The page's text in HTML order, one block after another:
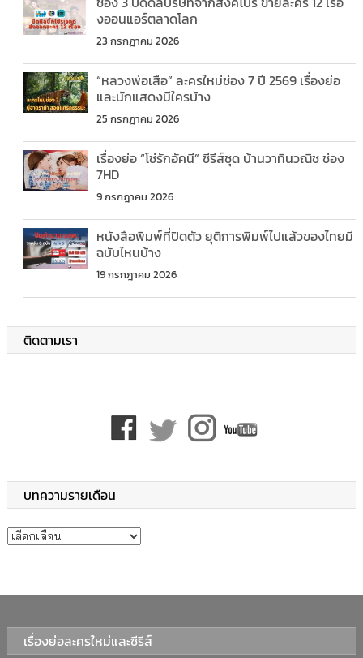
งออนแอร์ตลาดโลก
23 กรกฎาคม 2026
“หลวงพ่อเสือ” ละครใหม่ช่อง 7 ปี 2569 เรื่องย่อ
และนักแสดงมีใครบ้าง
25 กรกฎาคม 2026
เรื่องย่อ “โซ่รักอัคนี” ซีรีส์ชุด บ้านวาทินวณิช ช่อง
7HD
9 กรกฎาคม 2026
หนังสือพิมพ์ที่ปิดตัว ยุติการพิมพ์ไปแล้วของไทยมี
ฉบับไหนบ้าง
19 กรกฎาคม 2026
ติดตามเรา
บทความรายเดือน
บทความรายเดือน
เรื่องย่อละครใหม่และซีรีส์